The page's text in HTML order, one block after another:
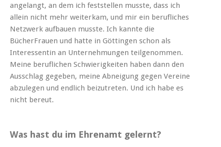
angelangt, an dem ich feststellen musste, dass ich
allein nicht mehr weiterkam, und mir ein berufliches
Netzwerk aufbauen musste. Ich kannte die
BücherFrauen und hatte in Göttingen schon als
Interessentin an Unternehmungen teilgenommen.
Meine beruflichen Schwierigkeiten haben dann den
Ausschlag gegeben, meine Abneigung gegen Vereine
abzulegen und endlich beizutreten. Und ich habe es
nicht bereut.
Was hast du im Ehrenamt gelernt?